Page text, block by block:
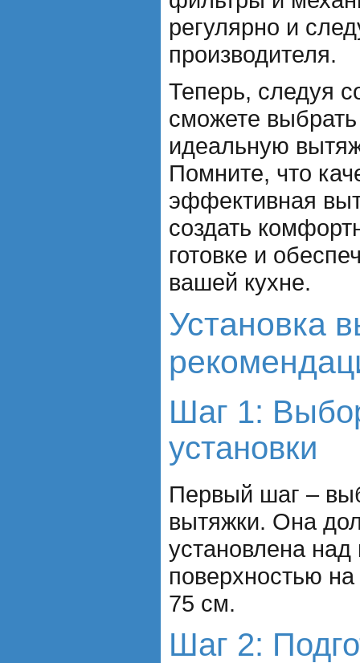
регулярно и
производителя.
Теперь, следуя
сможете
идеальную
Помните, что
эффективная
создать
готовке и
вашей кухне.
Установка
Шаг 1:
установки
Первый шаг –
вытяжки. Она
установлена
поверхностью
75 см.
Шаг 2: